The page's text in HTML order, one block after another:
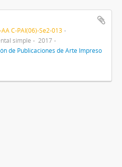
C-PAI(06)-Se2-013
simple
2017
de Publicaciones de Arte Impreso